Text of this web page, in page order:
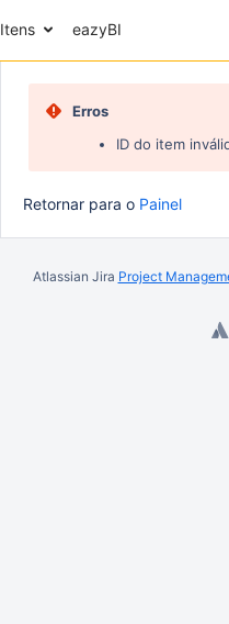
Itens eazyBI
Erros
ID do item
Retornar para o Painel
Atlassian Jira Project